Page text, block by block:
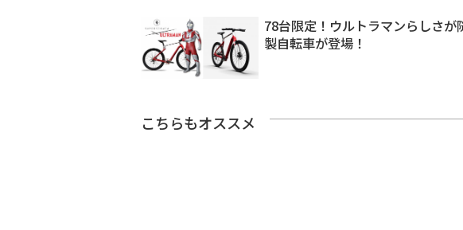
78台限定！ウルトラマンらしさ
製自転車が登場！
こちらもオススメ